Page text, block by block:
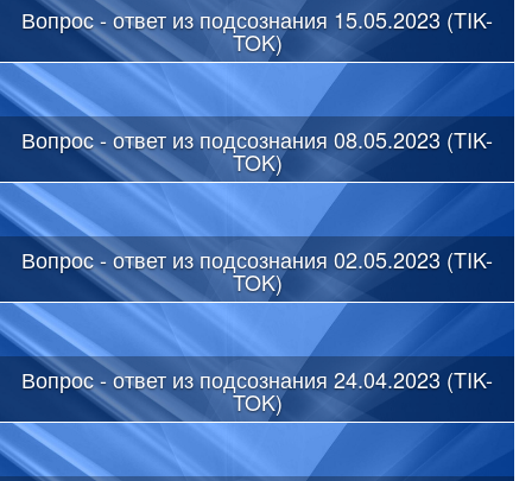
Вопрос - ответ из подсознания 15.05.2023 (TIK-
TOK)
Вопрос - ответ из подсознания 08.05.2023 (TIK-
TOK)
Вопрос - ответ из подсознания 02.05.2023 (TIK-
TOK)
Вопрос - ответ из подсознания 24.04.2023 (TIK-
TOK)